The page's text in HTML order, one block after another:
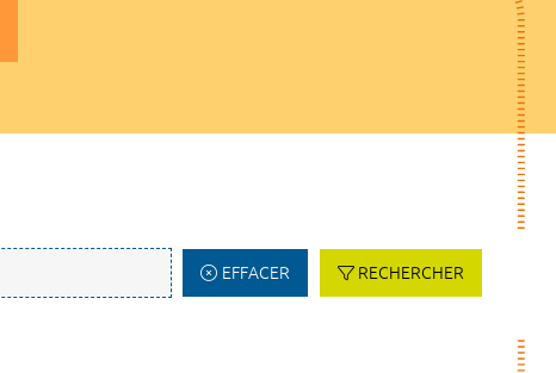
EFFACER RECHERCHER